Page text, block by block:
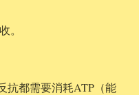
。
抗都需要消耗ATP（能